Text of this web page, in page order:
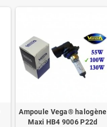
Ampoule Vega® halogène
Maxi HB4 9006 P22d